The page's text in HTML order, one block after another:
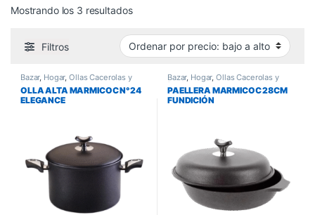
Mostrando los 3 resultados
Filtros
Bazar, Hogar,Ollas Cacerolas y
Paelleras
OLLA ALTA MARMICOC N°24
ELEGANCE
Bazar, Hogar,Ollas Cacerolas y
Paelleras
PAELLERA MARMICOC 28CM
FUNDICIÓN